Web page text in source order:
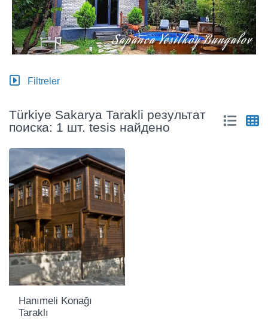
Filtreler
Türkiye Sakarya Tarakli результат
поиска: 1 шт. tesis найдено
Hanımeli Konağı
Taraklı